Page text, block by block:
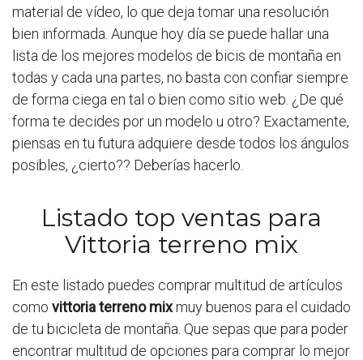
material de vídeo, lo que deja tomar una resolución
bien informada. Aunque hoy día se puede hallar una
lista de los mejores modelos de bicis de montaña en
todas y cada una partes, no basta con confiar siempre
de forma ciega en tal o bien como sitio web. ¿De qué
forma te decides por un modelo u otro? Exactamente,
piensas en tu futura adquiere desde todos los ángulos
posibles, ¿cierto?? Deberías hacerlo.
Listado top ventas para
Vittoria terreno mix
En este listado puedes comprar multitud de artículos
como vittoria terreno mixmuy buenos para el cuidado
de tu bicicleta de montaña. Que sepas que para poder
encontrar multitud de opciones para comprar lo mejor